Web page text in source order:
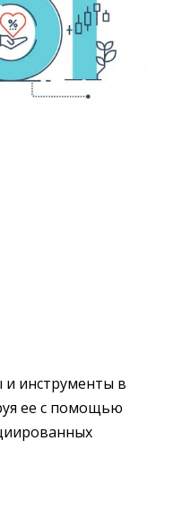
инструменты в
ее с помощью